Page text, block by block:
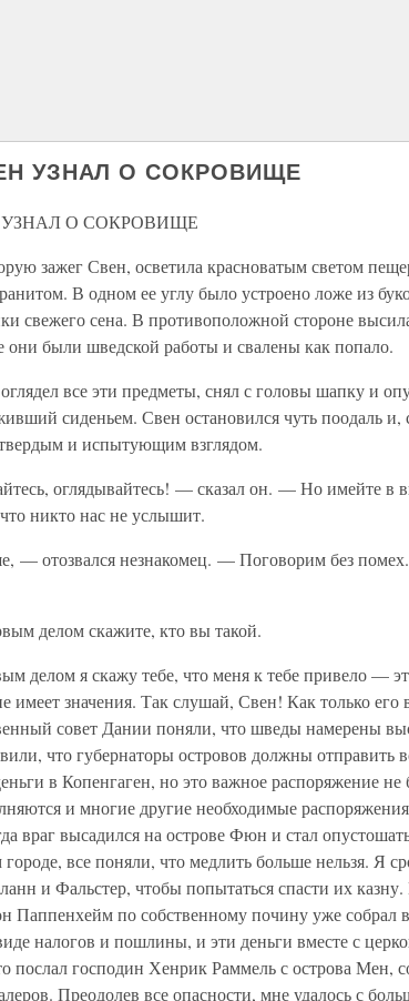
УЗНАЛ О СОКРОВИЩЕ
О СОКРОВИЩЕ
зажег Свен, осветила красноватым светом
В одном ее углу было устроено ложе из
свежего сена. В противоположной стороне
были шведской работы и свалены как попало.
все эти предметы, снял с головы шапку и
сиденьем. Свен остановился чуть поодаль и,
и испытующим взглядом.
оглядывайтесь! — сказал он. — Но имейте в
никто нас не услышит.
— отозвался незнакомец. — Поговорим без
делом скажите, кто вы такой.
делом я скажу тебе, что меня к тебе привело —
имеет значения. Так слушай, Свен! Как только его
совет Дании поняли, что шведы намерены
что губернаторы островов должны отправить
в Копенгаген, но это важное распоряжение
и многие другие необходимые
враг высадился на острове Фюн и стал
городе, все поняли, что медлить больше нельзя. Я
и Фальстер, чтобы попытаться спасти их
Паппенхейм по собственному почину уже собрал
налогов и пошлины, и эти деньги вместе с
послал господин Хенрик Раммель с острова Мен,
Преодолев все опасности, мне удалось с